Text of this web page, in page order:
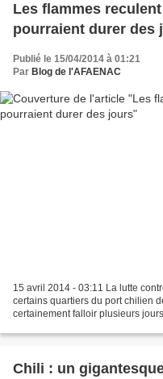
Les flammes
pourraient durer des
Publié le 15/04/2014 à 01:21
Par Blog de l'AFAENAC
15 avril 2014 - 03:11 La lutte
certains quartiers du port chilien
certainement falloir plusieurs
Chili : un